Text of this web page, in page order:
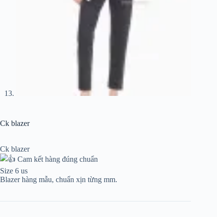
Ck blazer
Ck blazer
Cam kết hàng đúng chuẩn
Size 6 us
Blazer hàng mẫu, chuẩn xịn từng mm.